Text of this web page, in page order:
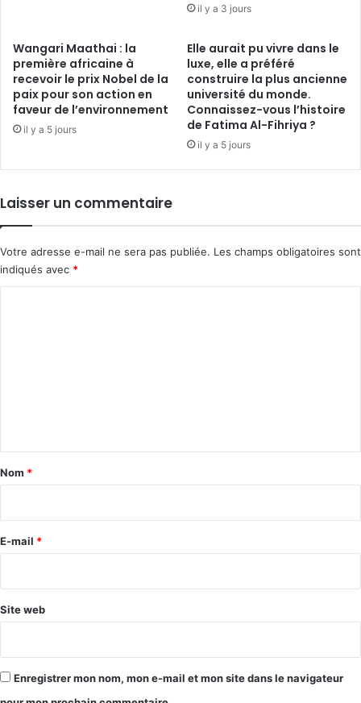
il y a 3 jours
Wangari Maathai : la
première africaine à
recevoir le prix Nobel de la
paix pour son action en
faveur de l’environnement
il y a 5 jours
Elle aurait pu vivre dans le
luxe, elle a préféré
construire la plus ancienne
université du monde.
Connaissez-vous l’histoire
de Fatima Al-Fihriya ?
il y a 5 jours
Laisser un commentaire
Votre adresse e-mail ne sera pas publiée. Les champs obligatoires sont
indiqués avec *
a
e
Nom *
E-mail *
Site web
Enregistrer mon nom, mon e-mail et mon site dans le navigateur